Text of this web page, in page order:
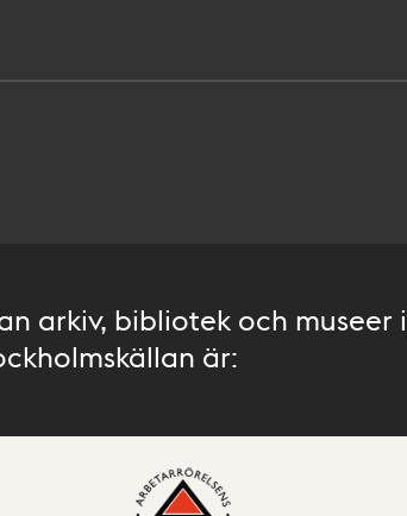
arkiv, bibliotek och museer i
är: